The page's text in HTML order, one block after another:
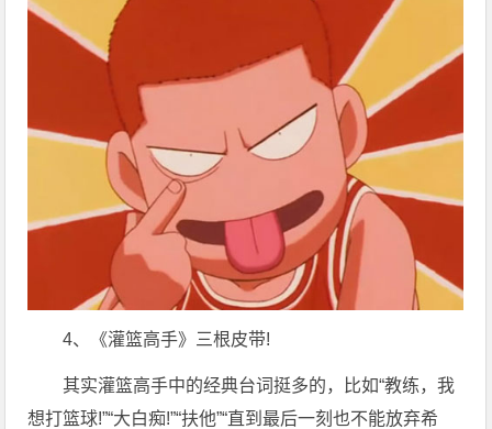
4、《灌篮高手》三根皮带!
其实灌篮高手中的经典台词挺多的，比如“教练，我
想打篮球!”“大白痴!”“扶他”“直到最后一刻也不能放弃希